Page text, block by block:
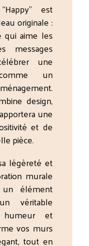
est
originale :
qui aime les
messages
une
un
design,
une
et de
pièce.
légèreté et
murale
élément
véritable
et
vos murs
tout en